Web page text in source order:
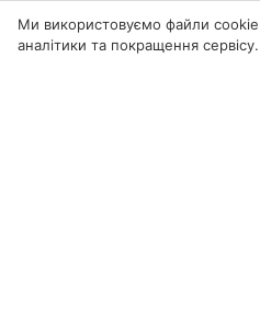
Ми використовуємо файли cookie
аналітики та покращення сервісу.